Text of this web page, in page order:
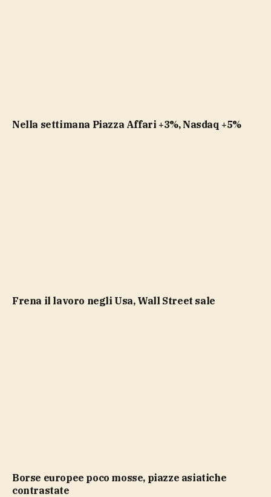
Nella settimana Piazza Affari +3%, Nasdaq +5%
Frena il lavoro negli Usa, Wall Street sale
Borse europee poco mosse, piazze asiatiche
contrastate